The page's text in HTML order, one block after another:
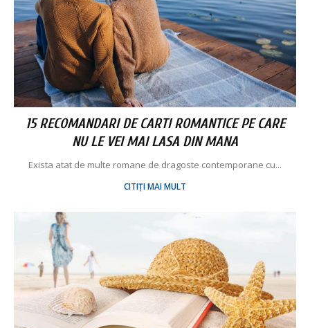
15 RECOMANDARI DE CARTI ROMANTICE PE CARE
NU LE VEI MAI LASA DIN MANA
Exista atat de multe romane de dragoste contemporane cu...
CITIȚI MAI MULT